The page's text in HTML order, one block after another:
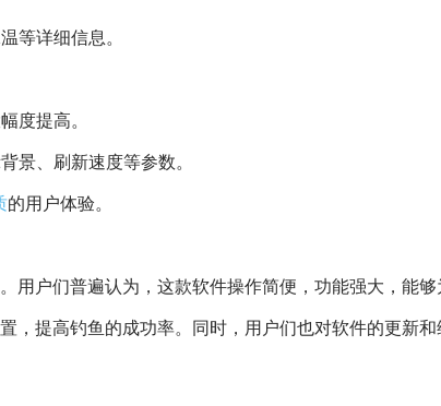
等详细信息。
度提高。
景、刷新速度等参数。
的用户体验。
用户们普遍认为，这款软件操作简便，功能强大，能够
，提高钓鱼的成功率。同时，用户们也对软件的更新和